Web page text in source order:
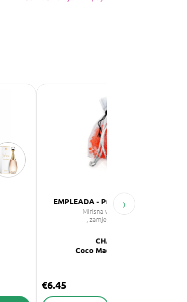
EMPLEADA - Prestige de Saphir
Mirisna vrećica 30 g
, zamjenjuje se s:
CHANEL
Coco Mademoiselle
€6.45
›